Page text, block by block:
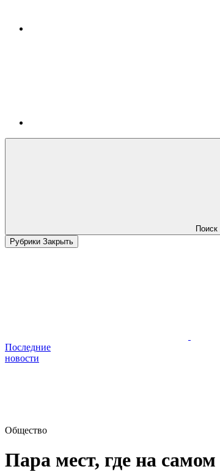
Поиск
Рубрики Закрыть
Последние
новости
Общество
Пара мест, где на